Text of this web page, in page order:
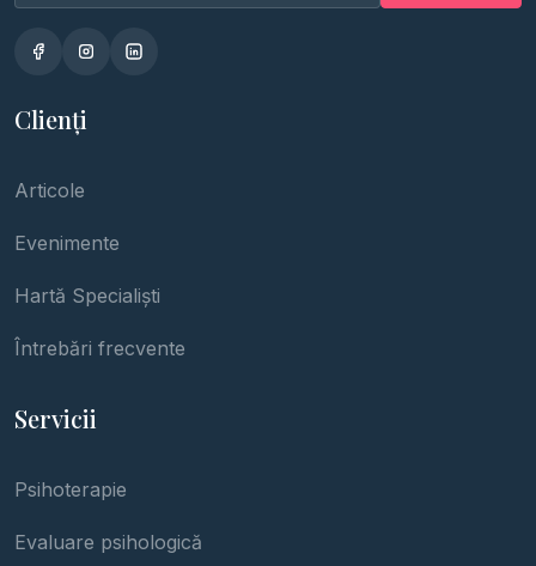
Clienți
Articole
Evenimente
Hartă Specialiști
Întrebări frecvente
Servicii
Psihoterapie
Evaluare psihologică